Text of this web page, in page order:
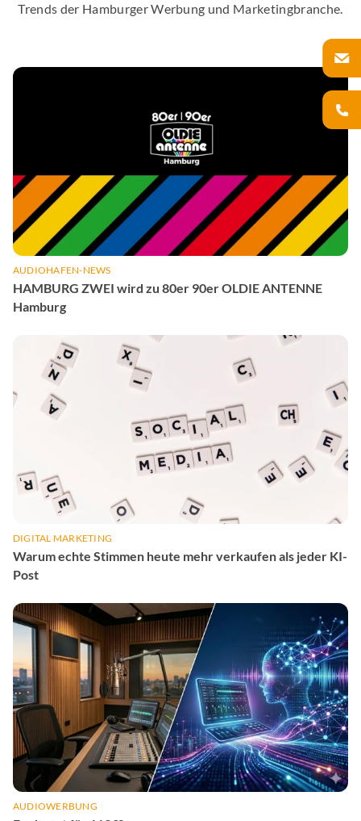
Trends der Hamburger Werbung und Marketingbranche.
AUDIOHAFEN-NEWS
HAMBURG ZWEI wird zu 80er 90er OLDIE ANTENNE
Hamburg
DIGITAL MARKETING
Warum echte Stimmen heute mehr verkaufen als jeder KI-
Post
AUDIOWERBUNG